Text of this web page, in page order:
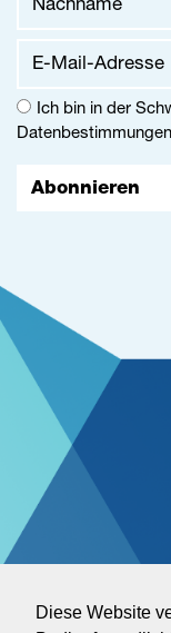
Diese Website
Abonnieren
Ich bin in der
Datenbestimmungen